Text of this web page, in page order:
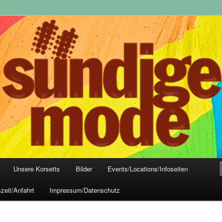
Frankfurt
Mode, Club- und Dark-Wear seit 2004
Unsere Korsetts Bilder Events/Locations/Infoseiten
Anfahrt Impressum/Datenschutz